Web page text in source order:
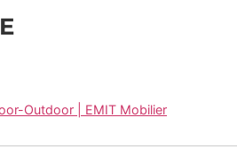
Outdoor | EMIT Mobilier